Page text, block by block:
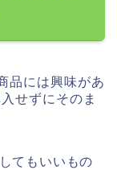
品には興味があ
せずにそのま
てもいいもの